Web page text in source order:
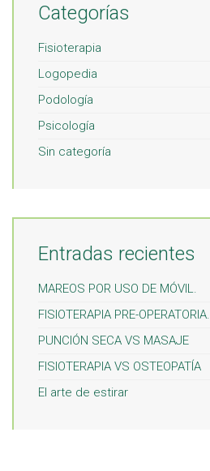
Categorías
Fisioterapia
Logopedia
Podología
Psicología
Sin categoría
Entradas recientes
MAREOS POR USO DE MÓVIL.
FISIOTERAPIA PRE-OPERATORIA.
PUNCIÓN SECA VS MASAJE
FISIOTERAPIA VS OSTEOPATÍA
El arte de estirar